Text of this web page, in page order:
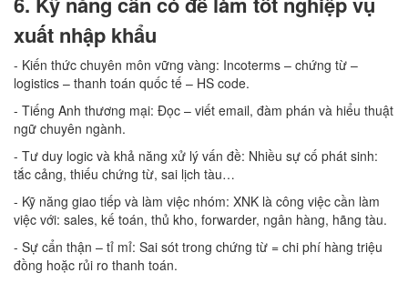
xuất nhập khẩu
- Kiến thức chuyên môn vững vàng: Incoterms – chứng từ –
logistics – thanh toán quốc tế – HS code.
- Tiếng Anh thương mại: Đọc – viết email, đàm phán và hiểu thuật
ngữ chuyên ngành.
- Tư duy logic và khả năng xử lý vấn đề: Nhiều sự cố phát sinh:
tắc cảng, thiếu chứng từ, sai lịch tàu…
- Kỹ năng giao tiếp và làm việc nhóm: XNK là công việc cần làm
việc với: sales, kế toán, thủ kho, forwarder, ngân hàng, hãng tàu.
- Sự cẩn thận – tỉ mỉ: Sai sót trong chứng từ = chi phí hàng triệu
đồng hoặc rủi ro thanh toán.